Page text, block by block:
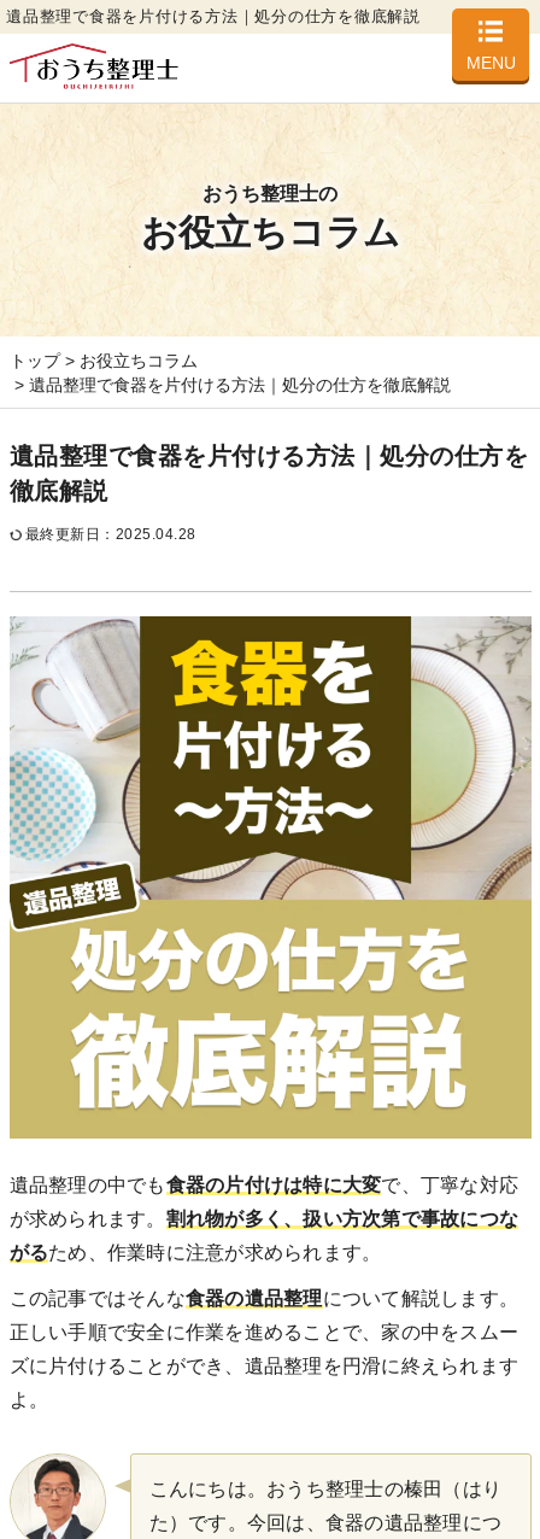
遺品整理で食器を片付ける方法｜処分の仕方を徹底解説
MENU
おうち整理士の
お役立ちコラム
トップ
お役立ちコラム
遺品整理で食器を片付ける方法｜処分の仕方を徹底解説
遺品整理で食器を片付ける方法｜処分の仕方を
徹底解説
最終更新日：2025.04.28
遺品整理の中でも食器の片付けは特に大変で、丁寧な対応
が求められます。 割れ物が多く、扱い方次第で事故につな
がるため、作業時に注意が求められます。
この記事ではそんな食器の遺品整理について解説します。
正しい手順で安全に作業を進めることで、家の中をスムー
ズに片付けることができ、遺品整理を円滑に終えられます
よ。
こんにちは。おうち整理士の榛田（はり
た）です。今回は、食器の遺品整理につ